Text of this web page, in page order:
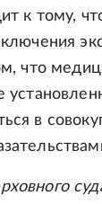
к тому,
что
в